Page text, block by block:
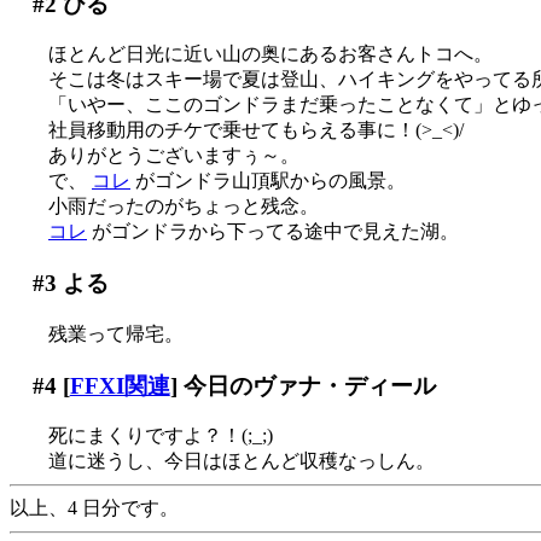
ほとんど日光に近い山の奥にあるお客さんトコへ。
そこは冬はスキー場で夏は登山、ハイキングをやってる
「いやー、ここのゴンドラまだ乗ったことなくて」とゆ
社員移動用のチケで乗せてもらえる事に！(>_<)/
ありがとうございますぅ～。
で、
コレ がゴンドラ山頂駅からの風景。
小雨だったのがちょっと残念。
コレ がゴンドラから下ってる途中で見えた湖。
#3 よる
残業って帰宅。
#4[FFXI関連] 今日のヴァナ・ディール
死にまくりですよ？！(;_;)
道に迷うし、今日はほとんど収穫なっしん。
以上、4 日分です。